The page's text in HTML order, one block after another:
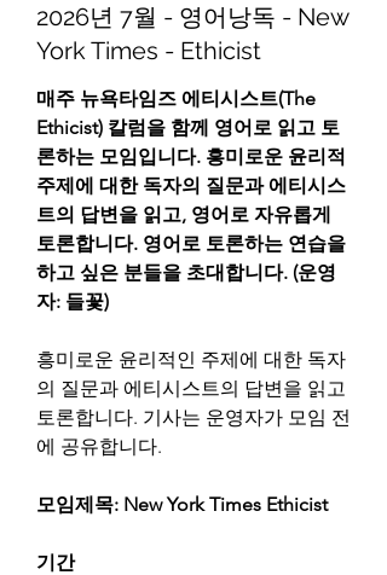
2026년 7월 - 영어낭독 - New
York Times - Ethicist
매주 뉴욕타임즈 에티시스트(The
Ethicist) 칼럼을 함께 영어로 읽고 토
론하는 모임입니다. 흥미로운 윤리적
주제에 대한 독자의 질문과 에티시스
트의 답변을 읽고, 영어로 자유롭게
토론합니다. 영어로 토론하는 연습을
하고 싶은 분들을 초대합니다. (운영
자: 들꽃)
흥미로운 윤리적인 주제에 대한 독자
의 질문과 에티시스트의 답변을 읽고
토론합니다. 기사는 운영자가 모임 전
에 공유합니다.
모임제목: New York Times Ethicist
기간